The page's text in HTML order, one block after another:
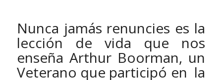
Nunca jamás renuncies es la
lección de vida que nos
enseña Arthur Boorman, un
Veterano que participó en la